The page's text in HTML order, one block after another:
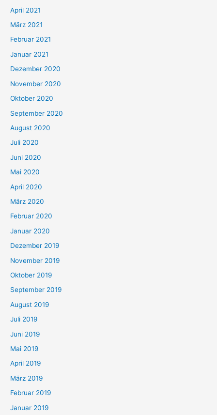
:
April 2021
März 2021
Februar 2021
Januar 2021
Dezember 2020
November 2020
Oktober 2020
September 2020
August 2020
Juli 2020
Juni 2020
Mai 2020
April 2020
März 2020
Februar 2020
Januar 2020
Dezember 2019
November 2019
Oktober 2019
September 2019
August 2019
Juli 2019
Juni 2019
Mai 2019
April 2019
März 2019
Februar 2019
Januar 2019